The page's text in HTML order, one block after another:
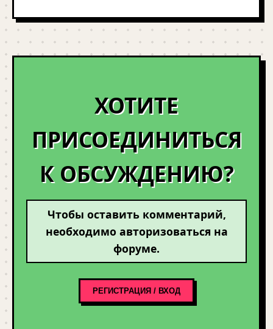
ХОТИТЕ
ПРИСОЕДИНИТЬСЯ
К ОБСУЖДЕНИЮ?
Чтобы оставить комментарий,
необходимо авторизоваться на
форуме.
РЕГИСТРАЦИЯ / ВХОД